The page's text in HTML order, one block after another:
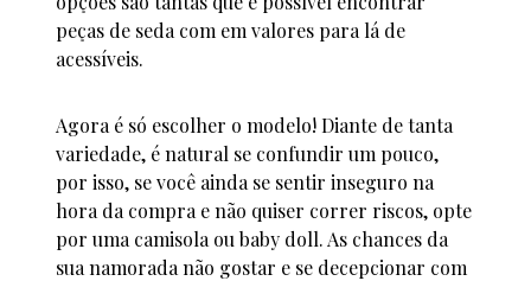
peças de seda com em valores para lá de
acessíveis.
Agora é só escolher o modelo! Diante de tanta
variedade, é natural se confundir um pouco,
por isso, se você ainda se sentir inseguro na
hora da compra e não quiser correr riscos, opte
por uma camisola ou baby doll. As chances da
sua namorada não gostar e se decepcionar com